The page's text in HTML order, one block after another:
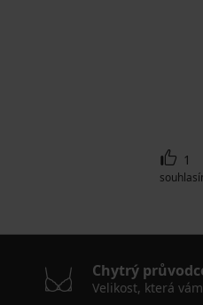
1
Chytrý
Velikost, která